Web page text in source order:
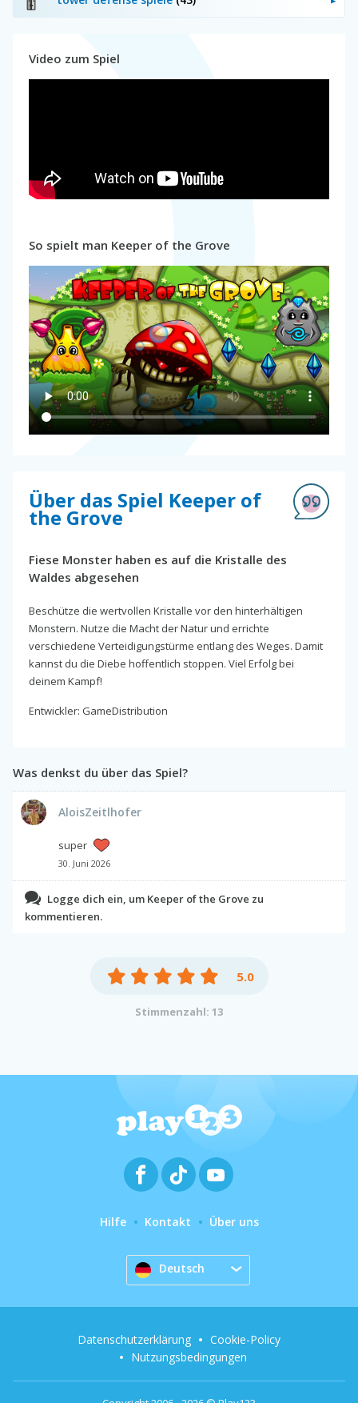
Video zum Spiel
So spielt man Keeper of the Grove
Über das Spiel Keeper of
the Grove
Fiese Monster haben es auf die Kristalle des
Waldes abgesehen
Beschütze die wertvollen Kristalle vor den hinterhältigen
Monstern. Nutze die Macht der Natur und errichte
verschiedene Verteidigungstürme entlang des Weges. Damit
kannst du die Diebe hoffentlich stoppen. Viel Erfolg bei
deinem Kampf!
Entwickler: GameDistribution
Was denkst du über das Spiel?
AloisZeitlhofer
super
30. Juni 2026
Logge dich ein, um Keeper of the Grove zu
kommentieren.
5.0
Stimmenzahl: 13
Hilfe Kontakt Über uns
Deutsch
Datenschutzerklärung
Cookie-Policy
Nutzungsbedingungen